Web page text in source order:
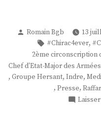
Publié
Romain Bgb 13
Étiquettes :
#Chirac4ever,
2ème circonscription
Chef d'Etat-Major des Armées
, Groupe Hersant, Indre,
, Presse,